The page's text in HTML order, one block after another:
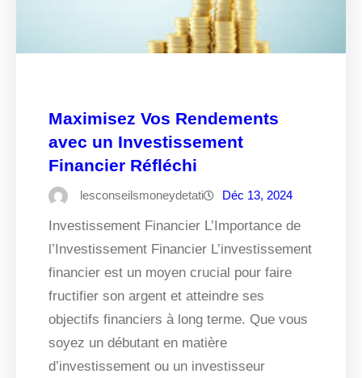
Maximisez Vos Rendements
avec un Investissement
Financier Réfléchi
lesconseilsmoneydetati Déc 13, 2024
Investissement Financier L’Importance de
l’Investissement Financier L’investissement
financier est un moyen crucial pour faire
fructifier son argent et atteindre ses
objectifs financiers à long terme. Que vous
soyez un débutant en matière
d’investissement ou un investisseur